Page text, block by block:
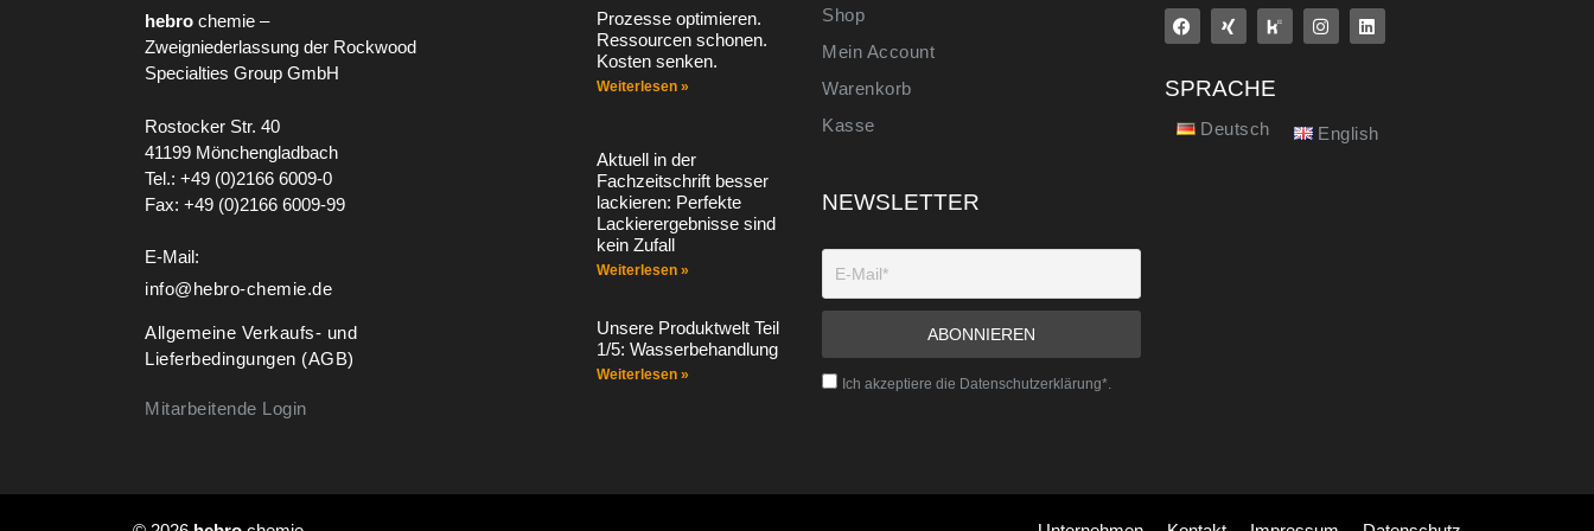
hebro chemie –
Zweigniederlassung der Rockwood
Specialties Group GmbH
Rostocker Str. 40
41199 Mönchengladbach
Tel.: +49 (0)2166 6009-0
Fax: +49 (0)2166 6009-99
E-Mail:
info@hebro-chemie.de
Allgemeine Verkaufs- und
Lieferbedingungen (AGB)
Mitarbeitende Login
Prozesse optimieren.
Ressourcen schonen.
Kosten senken.
Weiterlesen »
Aktuell in der
Fachzeitschrift besser
lackieren: Perfekte
Lackierergebnisse sind
kein Zufall
Weiterlesen »
Unsere Produktwelt Teil
1/5: Wasserbehandlung
Weiterlesen »
Shop
Mein Account
Warenkorb
Kasse
NEWSLETTER
Ich akzeptiere die Datenschutzerklärung*.
SPRACHE
Deutsch English